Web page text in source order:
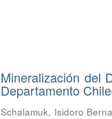
Mineralización del
Departamento
Schalamuk, Isidoro